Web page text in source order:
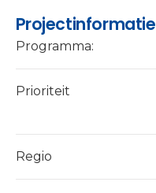
Projectinformatie
Programma:
Prioriteit
Regio